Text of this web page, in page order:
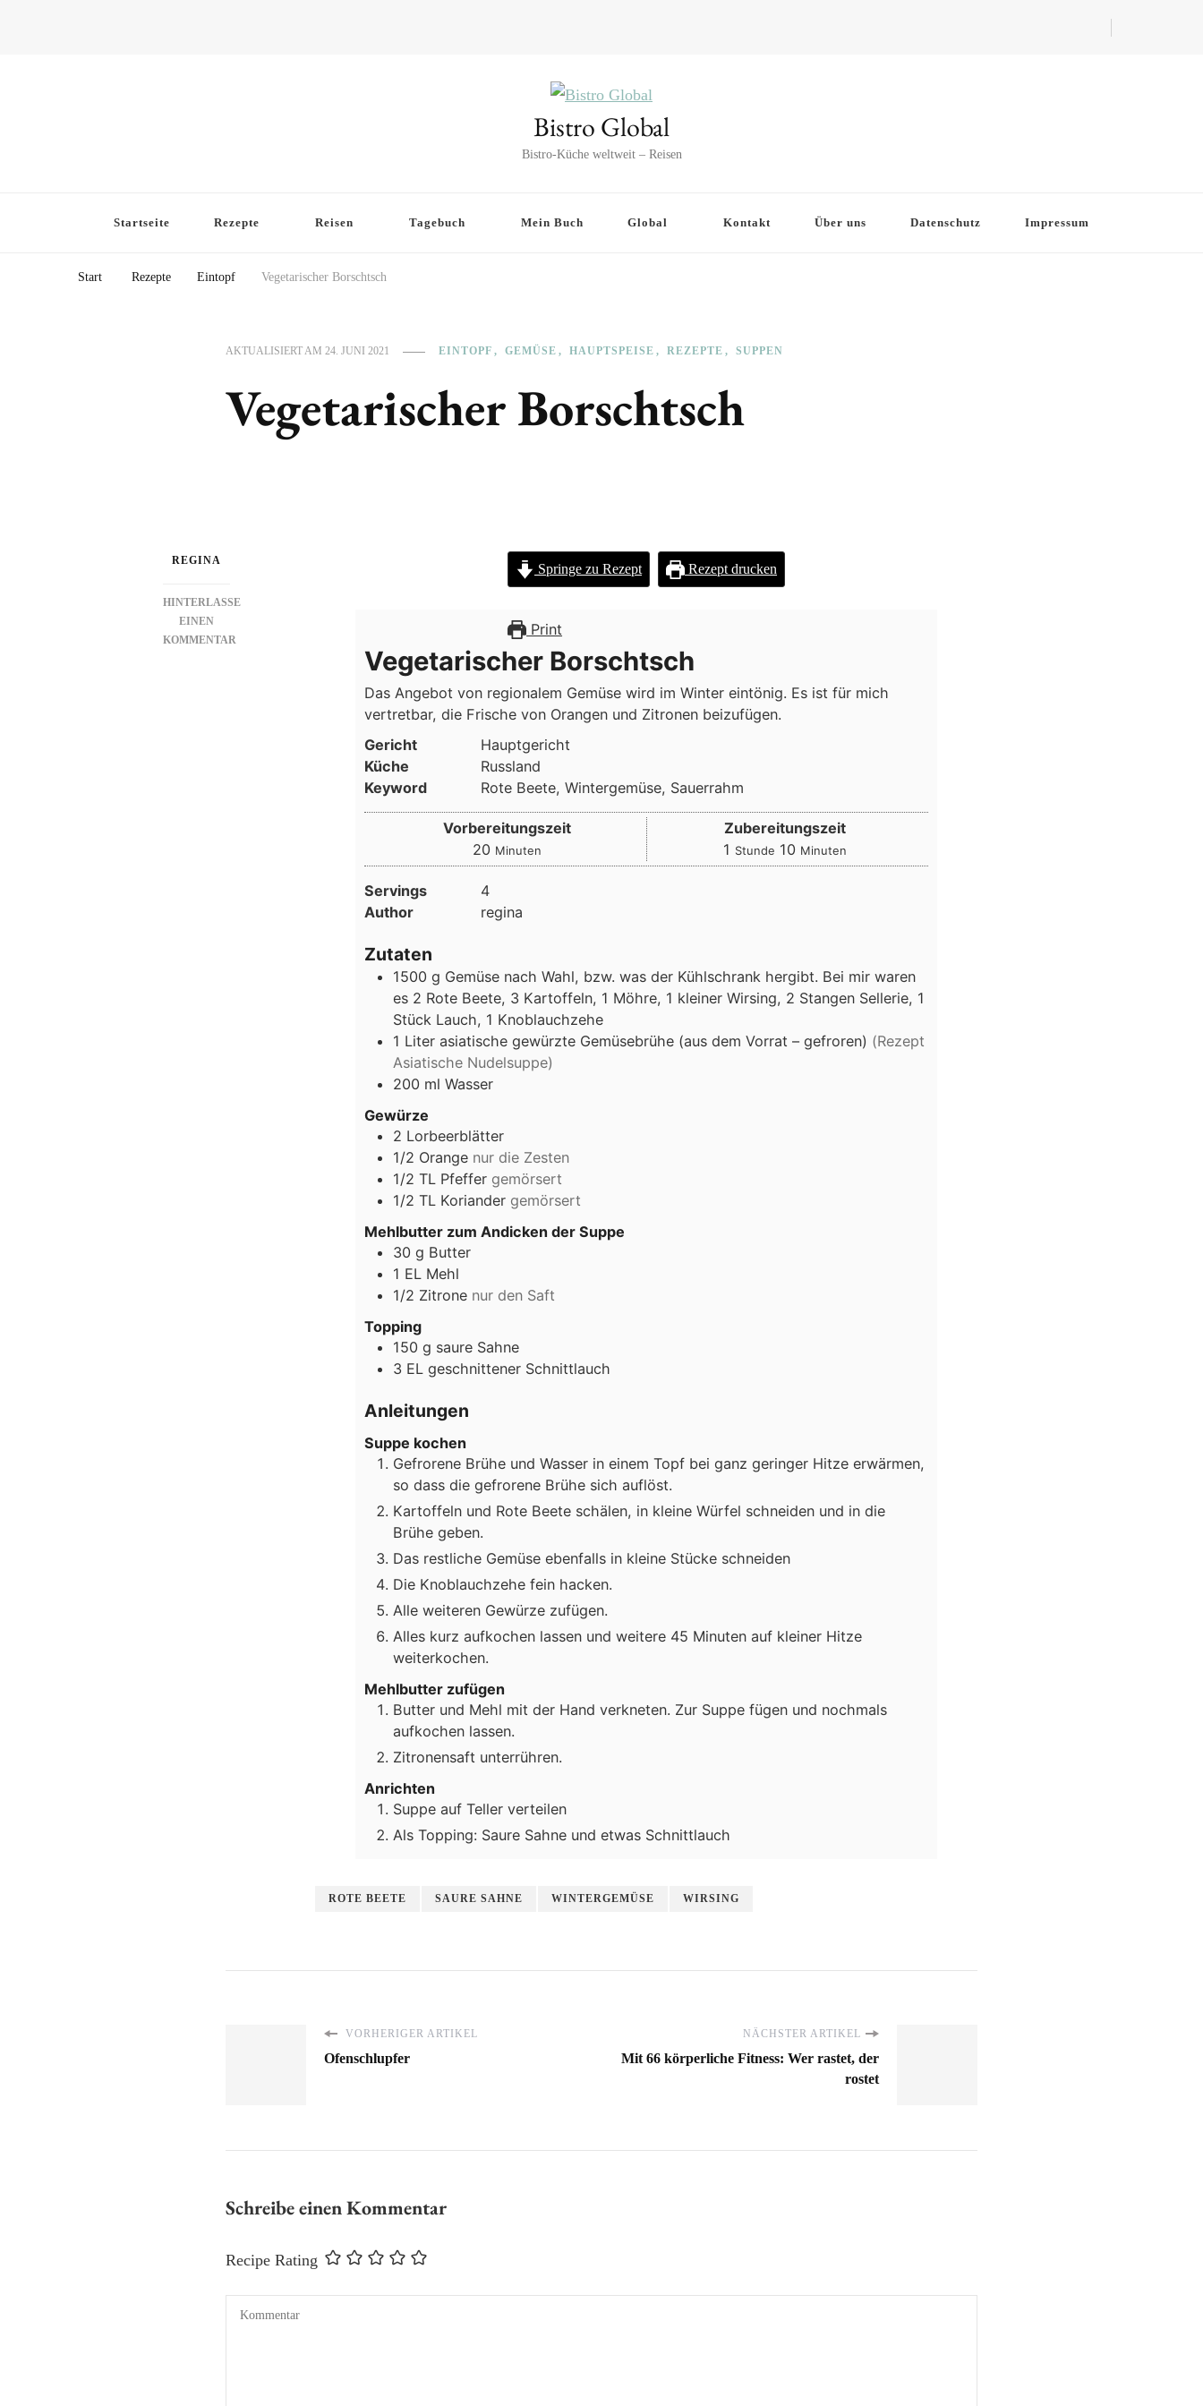
Bistro Global
Bistro-Küche weltweit – Reisen
Startseite Rezepte Reisen Tagebuch Mein Buch Global Kontakt Über uns Datenschutz Impressum
Start Rezepte Eintopf Vegetarischer Borschtsch
AKTUALISIERT AM 24. JUNI 2021 EINTOPF GEMÜSE HAUPTSPEISE REZEPTE SUPPEN
Vegetarischer Borschtsch
REGINA
HINTERLASSE
EINEN
KOMMENTAR
Springe zu Rezept Rezept drucken
Print
Vegetarischer Borschtsch
Das Angebot von regionalem Gemüse wird im Winter eintönig. Es ist für mich
vertretbar, die Frische von Orangen und Zitronen beizufügen.
Gericht
Hauptgericht
Küche
Russland
Keyword
Rote Beete, Wintergemüse, Sauerrahm
Vorbereitungszeit
20 Minuten
Minuten
Zubereitungszeit
1 Stunde
Stunde 10 Minuten
Minuten
Servings
4
Author
regina
Zutaten
1500 g Gemüse nach Wahl, bzw. was der Kühlschrank hergibt. Bei mir waren
es 2 Rote Beete, 3 Kartoffeln, 1 Möhre, 1 kleiner Wirsing, 2 Stangen Sellerie, 1
Stück Lauch, 1 Knoblauchzehe
1 Liter asiatische gewürzte Gemüsebrühe (aus dem Vorrat – gefroren) (Rezept
Asiatische Nudelsuppe)
200 ml Wasser
Gewürze
2 Lorbeerblätter
1/2 Orange nur die Zesten
1/2 TL Pfeffer gemörsert
1/2 TL Koriander gemörsert
Mehlbutter zum Andicken der Suppe
30 g Butter
1 EL Mehl
1/2 Zitrone nur den Saft
Topping
150 g saure Sahne
3 EL geschnittener Schnittlauch
Anleitungen
Suppe kochen
Gefrorene Brühe und Wasser in einem Topf bei ganz geringer Hitze erwärmen,
so dass die gefrorene Brühe sich auflöst.
Kartoffeln und Rote Beete schälen, in kleine Würfel schneiden und in die
Brühe geben.
Das restliche Gemüse ebenfalls in kleine Stücke schneiden
Die Knoblauchzehe fein hacken.
Alle weiteren Gewürze zufügen.
Alles kurz aufkochen lassen und weitere 45 Minuten auf kleiner Hitze
weiterkochen.
Mehlbutter zufügen
Butter und Mehl mit der Hand verkneten. Zur Suppe fügen und nochmals
aufkochen lassen.
Zitronensaft unterrühren.
Anrichten
Suppe auf Teller verteilen
Als Topping: Saure Sahne und etwas Schnittlauch
ROTE BEETE SAURE SAHNE WINTERGEMÜSE WIRSING
VORHERIGER ARTIKEL
Ofenschlupfer
NÄCHSTER ARTIKEL
Mit 66 körperliche Fitness: Wer rastet, der
rostet
Schreibe einen Kommentar
Recipe Rating